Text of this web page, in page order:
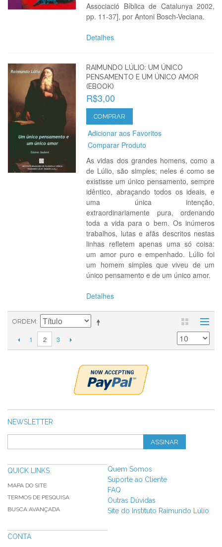
Associació Bíblica de Catalunya 2002,
pp. 11-37], por Antoni Bosch-Veciana.
Detalhes
RAIMUNDO LÚLIO: UM ÚNICO
PENSAMENTO E UM ÚNICO AMOR
(EBOOK)
R$3,00
COMPRAR
Adicionar aos Favoritos
Comparar Produto
As vidas dos grandes homens, como a
de Lúlio, são simples; neles é como se
existisse um único pensamento, sempre
idêntico, abraçando todos os ideais, e
uma única intenção,
extraordinariamente pura, ordenando
toda a vida para o bem. Os inúmeros
trabalhos, lutas e afãs descritos nestas
linhas refletem apenas uma só coisa:
um amor puro e empenhado. Lúlio foi
um homem simples que viveu de um
único pensamento e de um único amor.
Detalhes
ORDEM
1 2 3
NEWSLETTER
ASSINAR
QUICK LINKS
MAPA DO SITE
TERMOS DE PESQUISA
BUSCA AVANÇADA
CONTA
Quem Somos
Suporte ao Cliente
FAQ
Outras Dúvidas
Site do Instituto Raimundo Lúlio